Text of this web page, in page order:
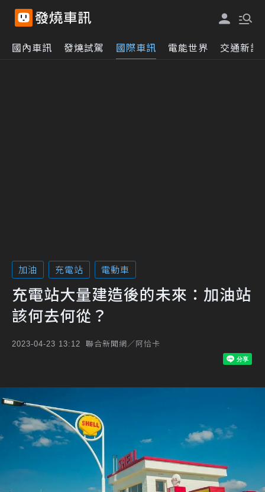
國內車訊 發燒試駕 國際車訊 電能世界 交通新訊
加油 充電站 電動車
充電站大量建造後的未來：加油站
該何去何從？
2023-04-23 13:12 聯合新聞網／阿恰卡